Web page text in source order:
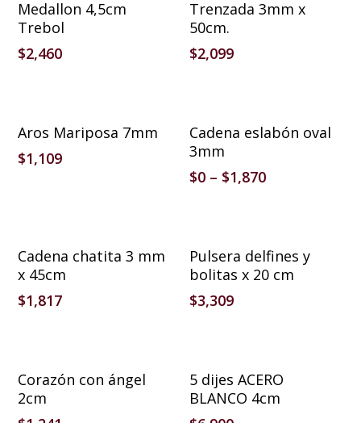
Medallon 4,5cm
Trebol
$2,460
Trenzada 3mm x
50cm.
$2,099
Aros Mariposa 7mm
$1,109
Seleccionar Opciones
Cadena eslabón oval
3mm
$0 – $1,870
Añadir Al Carrito
Cadena chatita 3 mm
x 45cm
$1,817
Añadir Al Carrito
Pulsera delfines y
bolitas x 20 cm
$3,309
Añadir Al Carrito
Corazón con ángel
2cm
5 dijes ACERO
BLANCO 4cm